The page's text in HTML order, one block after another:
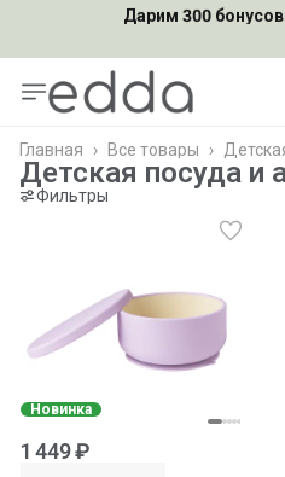
Подпишись на рассылку и
Все товары ›
Главная ›
Детская посуда и
Фильтры
Новинка
1 449 ₽